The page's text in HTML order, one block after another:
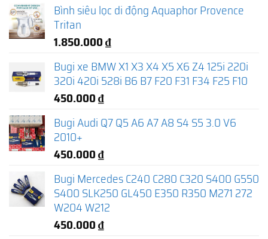
Bình siêu lọc di động Aquaphor Provence
Tritan
1.850.000₫
Bugi xe BMW X1 X3 X4 X5 X6 Z4 125i 220i
320i 420i 528i B6 B7 F20 F31 F34 F25 F10
450.000₫
Bugi Audi Q7 Q5 A6 A7 A8 S4 S5 3.0 V6
2010+
450.000₫
Bugi Mercedes C240 C280 C320 S400 G550
S400 SLK250 GL450 E350 R350 M271 272
W204 W212
450.000₫